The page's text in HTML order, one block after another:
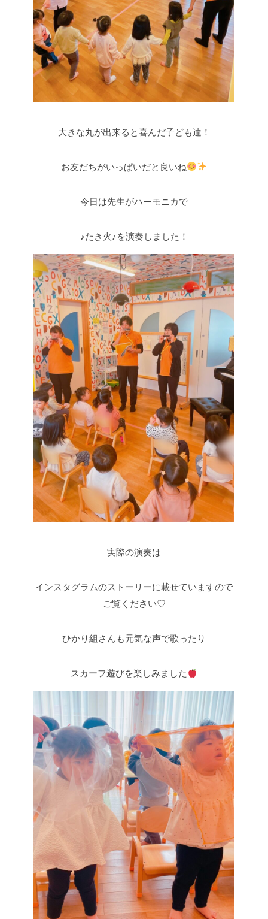
大きな丸が出来ると喜んだ子ども達！
お友だちがいっぱいだと良いね
今日は先生がハーモニカで
♪たき火♪を演奏しました！
実際の演奏は
インスタグラムのストーリーに載せていますので
ご覧ください♡
ひかり組さんも元気な声で歌ったり
スカーフ遊びを楽しみました